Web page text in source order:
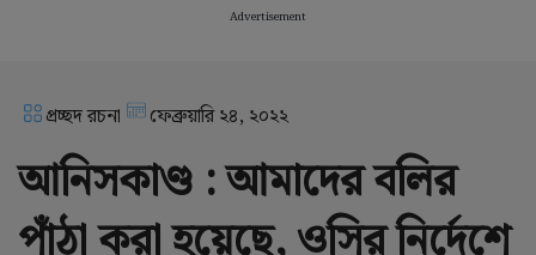
Advertisement
প্রচ্ছদ রচনা ফেব্রুয়ারি ২৪, ২০২২
আনিসকাণ্ড : আমাদের বলির